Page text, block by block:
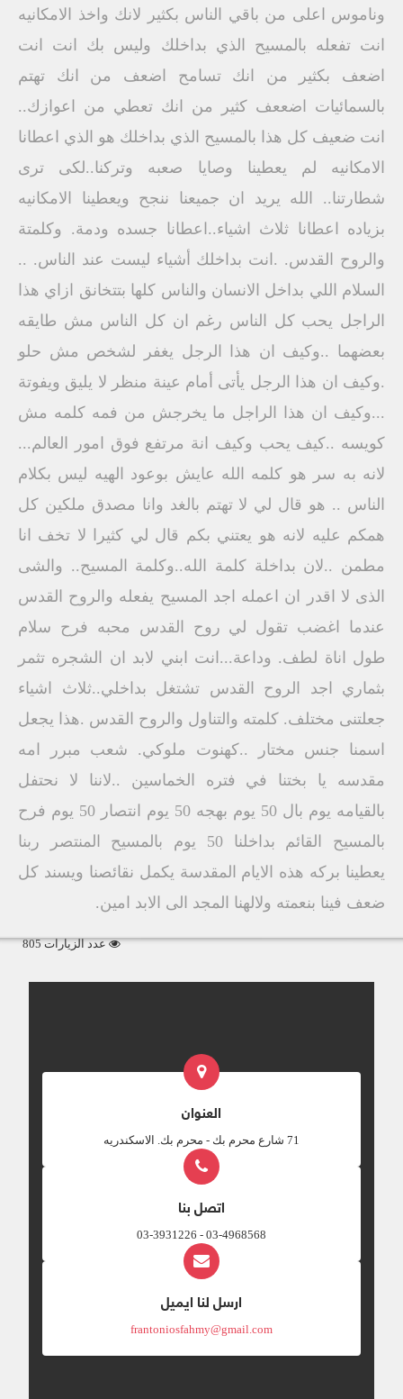
وناموس اعلى من باقي الناس بكثير لانك واخذ الامكانيه
انت تفعله بالمسيح الذي بداخلك وليس بك انت انت
اضعف بكثير من انك تسامح اضعف من انك تهتم
بالسمائيات اضععف كثير من انك تعطي من اعوازك..
انت ضعيف كل هذا بالمسيح الذي بداخلك هو الذي اعطانا
الامكانيه لم يعطينا وصايا صعبه وتركنا..لكى ترى
شطارتنا.. الله يريد ان جميعنا ننجح ويعطينا الامكانيه
بزياده اعطانا ثلاث اشياء..اعطانا جسده ودمة. وكلمتة
والروح القدس. .انت بداخلك أشياء ليست عند الناس. ..
السلام اللي بداخل الانسان والناس كلها بتتخانق ازاي هذا
الراجل يحب كل الناس رغم ان كل الناس مش طايقه
بعضهما ..وكيف ان هذا الرجل يغفر لشخص مش حلو
.وكيف ان هذا الرجل يأتى أمام عينة منظر لا يليق ويفوتة
...وكيف ان هذا الراجل ما يخرجش من فمه كلمه مش
كويسه ..كيف يحب وكيف انة مرتفع فوق امور العالم...
لانه به سر هو كلمه الله عايش بوعود الهيه ليس بكلام
الناس .. هو قال لي لا تهتم بالغد وانا مصدق ملكين كل
همكم عليه لانه هو يعتني بكم قال لي كثيرا لا تخف انا
مطمن ..لان بداخلة كلمة الله..وكلمة المسيح.. والشى
الذى لا اقدر ان اعمله اجد المسيح يفعله والروح القدس
عندما اغضب تقول لي روح القدس محبه فرح سلام
طول اناة لطف. وداعة...انت ابني لابد ان الشجره تثمر
بثماري اجد الروح القدس تشتغل بداخلي..ثلاث اشياء
جعلتنى مختلف. كلمته والتناول والروح القدس .هذا يجعل
اسمنا جنس مختار ..كهنوت ملوكي. شعب مبرر امه
مقدسه يا بختنا في فتره الخماسين ..لاننا لا نحتفل
بالقيامه يوم بال 50 يوم بهجه 50 يوم انتصار 50 يوم فرح
بالمسيح القائم بداخلنا 50 يوم بالمسيح المنتصر ربنا
يعطينا بركه هذه الايام المقدسة يكمل نقائصنا ويسند كل
ضعف فينا بنعمته ولالهنا المجد الى الابد امين.
عدد الزيارات 805
العنوان
‎71 شارع محرم بك - محرم بك. الاسكندريه
اتصل بنا
03-4968568 - 03-3931226
ارسل لنا ايميل
frantoniosfahmy@gmail.com